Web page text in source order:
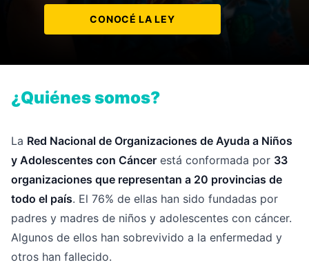
CONOCÉ LA LEY
¿Quiénes somos?
La Red Nacional de Organizaciones de Ayuda a Niños
y Adolescentes con Cáncer está conformada por 33
organizaciones que representan a 20 provincias de
todo el país. El 76% de ellas han sido fundadas por
padres y madres de niños y adolescentes con cáncer.
Algunos de ellos han sobrevivido a la enfermedad y
otros han fallecido.